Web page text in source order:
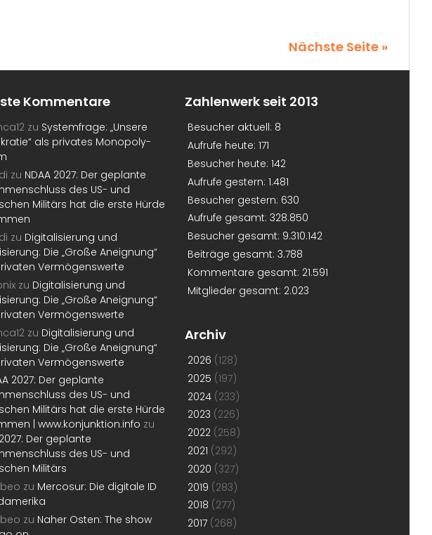
Nächste Seite »
Kommentare
zu Systemfrage: „Unsere
als privates Monopoly-
zu NDAA 2027: Der geplante
des US- und
Militärs hat die erste Hürde
zu Digitalisierung und
Die „Große Aneignung“
Vermögenswerte
zu Digitalisierung und
Die „Große Aneignung“
Vermögenswerte
zu Digitalisierung und
Die „Große Aneignung“
Vermögenswerte
2027: Der geplante
des US- und
Militärs hat die erste Hürde
| www.konjunktion.info zu
Der geplante
des US- und
Militärs
zu Mercosur: Die digitale ID
zu Naher Osten: The show
Zahlenwerk seit 2013
Besucher aktuell: 8
Aufrufe heute: 171
Besucher heute: 142
Aufrufe gestern: 1.481
Besucher gestern: 630
Aufrufe gesamt: 328.850
Besucher gesamt: 9.310.142
Beiträge gesamt: 3.788
Kommentare gesamt: 21.591
Mitglieder gesamt: 2.023
Archiv
2026 (128)
2025 (197)
2024 (233)
2023 (226)
2022 (258)
2021 (292)
2020 (327)
2019 (283)
2018 (277)
2017 (268)